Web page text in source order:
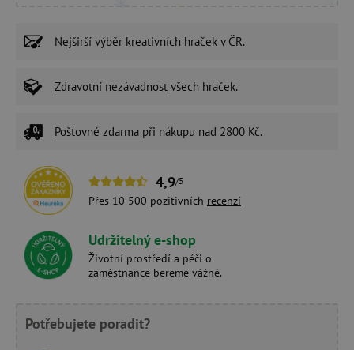
Nejširší výběr kreativních hraček v ČR.
Zdravotní nezávadnost všech hraček.
Poštovné zdarma při nákupu nad 2800 Kč.
4,9/5
Přes 10 500 pozitivních recenzí
Udržitelný e-shop
Životní prostředí a péči o
zaměstnance bereme vážně.
Potřebujete poradit?